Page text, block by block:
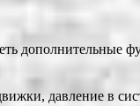
дополнительные
давление в